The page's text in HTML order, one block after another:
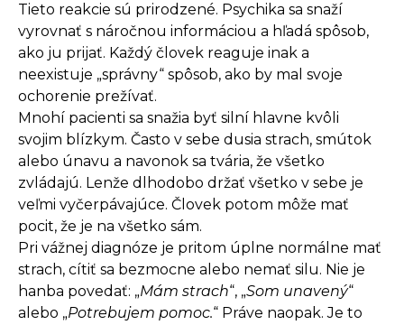
Tieto reakcie sú prirodzené. Psychika sa snaží
vyrovnať s náročnou informáciou a hľadá spôsob,
ako ju prijať. Každý človek reaguje inak a
neexistuje „správny“ spôsob, ako by mal svoje
ochorenie prežívať.
Mnohí pacienti sa snažia byť silní hlavne kvôli
svojim blízkym. Často v sebe dusia strach, smútok
alebo únavu a navonok sa tvária, že všetko
zvládajú. Lenže dlhodobo držať všetko v sebe je
veľmi vyčerpávajúce. Človek potom môže mať
pocit, že je na všetko sám.
Pri vážnej diagnóze je pritom úplne normálne mať
strach, cítiť sa bezmocne alebo nemať silu. Nie je
hanba povedať: „Mám strach“, „Som unavený“
alebo „Potrebujem pomoc.“ Práve naopak. Je to